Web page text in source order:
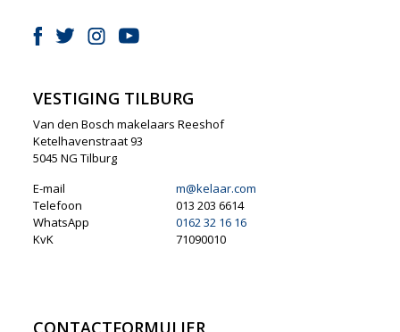
VESTIGING TILBURG
Van den Bosch makelaars Reeshof
Ketelhavenstraat 93
5045 NG Tilburg
E-mail
Telefoon
WhatsApp
KvK
m@kelaar.com
013 203 6614
0162 32 16 16
71090010
CONTACTFORMULIER